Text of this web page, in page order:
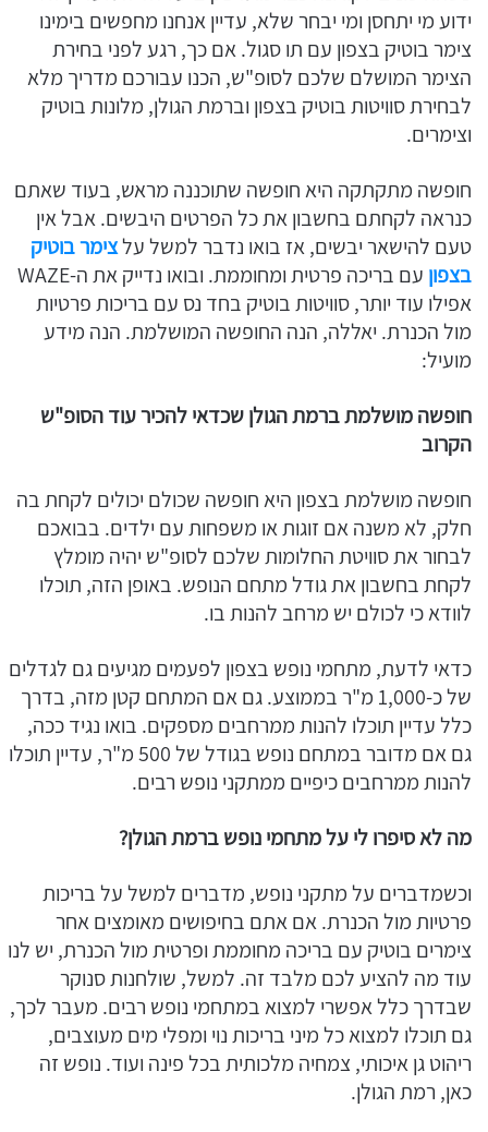
ידוע מי יתחסן ומי יבחר שלא, עדיין אנחנו מחפשים בימינו
צימר בוטיק בצפון עם תו סגול. אם כך, רגע לפני בחירת
הצימר המושלם שלכם לסופ"ש, הכנו עבורכם מדריך מלא
לבחירת סוויטות בוטיק בצפון וברמת הגולן, מלונות בוטיק
וצימרים.
חופשה מתקתקה היא חופשה שתוכננה מראש, בעוד שאתם
כנראה לקחתם בחשבון את כל הפרטים היבשים. אבל אין
טעם להישאר יבשים, אז בואו נדבר למשל עלצימר בוטיק
בצפון
עם בריכה פרטית ומחוממת. ובואו נדייק את ה-WAZE
אפילו עוד יותר, סוויטות בוטיק בחד נס עם בריכות פרטיות
מול הכנרת. יאללה, הנה החופשה המושלמת. הנה מידע
מועיל:
חופשה מושלמת ברמת הגולן שכדאי להכיר עוד הסופ"ש
הקרוב
חופשה מושלמת בצפון היא חופשה שכולם יכולים לקחת בה
חלק, לא משנה אם זוגות או משפחות עם ילדים. בבואכם
לבחור את סוויטת החלומות שלכם לסופ"ש יהיה מומלץ
לקחת בחשבון את גודל מתחם הנופש. באופן הזה, תוכלו
לוודא כי לכולם יש מרחב להנות בו.
כדאי לדעת, מתחמי נופש בצפון לפעמים מגיעים גם לגדלים
של כ-1,000 מ"ר בממוצע. גם אם המתחם קטן מזה, בדרך
כלל עדיין תוכלו להנות ממרחבים מספקים. בואו נגיד ככה,
גם אם מדובר במתחם נופש בגודל של 500 מ"ר, עדיין תוכלו
להנות ממרחבים כיפיים ממתקני נופש רבים.
מה לא סיפרו לי על מתחמי נופש ברמת הגולן?
וכשמדברים על מתקני נופש, מדברים למשל על בריכות
פרטיות מול הכנרת. אם אתם בחיפושים מאומצים אחר
צימרים בוטיק עם בריכה מחוממת ופרטית מול הכנרת, יש לנו
עוד מה להציע לכם מלבד זה. למשל, שולחנות סנוקר
שבדרך כלל אפשרי למצוא במתחמי נופש רבים. מעבר לכך,
גם תוכלו למצוא כל מיני בריכות נוי ומפלי מים מעוצבים,
ריהוט גן איכותי, צמחיה מלכותית בכל פינה ועוד. נופש זה
כאן, רמת הגולן.